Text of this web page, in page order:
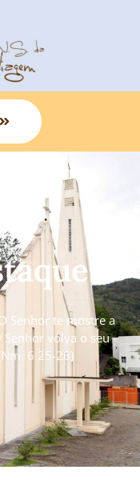
Senhor te mostre a
Senhor volva o seu
6 25-26)